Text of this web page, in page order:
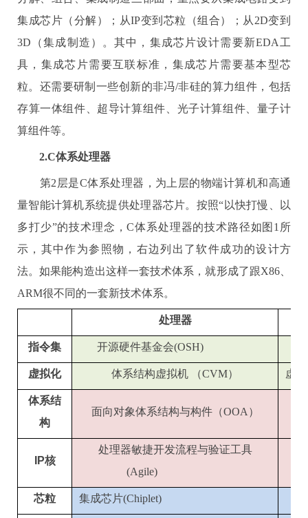
集成芯片（分解）；从IP变到芯粒（组合）；从 2D变到
3D （集成制造）。其中，集成芯片设计需要新EDA 工
具，集成芯片需要互联标准，集成芯片需要基本型芯
粒。还需要研制一些创新的非冯/非硅的算力组件，包括
存算一体组件、超导计算组件、光子计算组件、量子计
算组件等。
2.C体系处理器
第2 层是C体系处理器，为上层的物端计算机和高通
量智能计算机系统提供处理器芯片。按照“以快打慢、以
多打少”的技术理念，C体系处理器的技术路径如图 1 所
示，其中作为参照物，右边列出了软件成功的设计方
法。如果能构造出这样一套技术体系，就形成了跟X86、
ARM很不同的一套新技术体系。
处理器
指令集 开源硬件基金会(OSH)
虚拟化 体系结构虚拟机 （CVM） 虚
体系结
构
面向对象体系结构与构件（OOA ）
IP核
处理器敏捷开发流程与验证工具
(Agile)
芯粒 集成芯片(Chiplet)